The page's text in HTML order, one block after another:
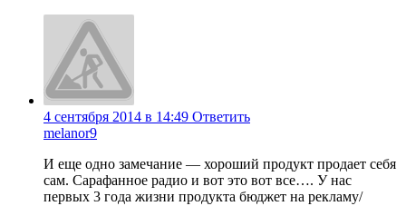
4 сентября 2014 в 14:49 Ответить
melanor9
И еще одно замечание — хороший продукт продает себя
сам. Cарафанное радио и вот это вот все…. У нас
первых 3 года жизни продукта бюджет на рекламу/